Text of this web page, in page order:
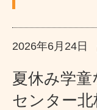
2026年6月24日
夏休み学
センター